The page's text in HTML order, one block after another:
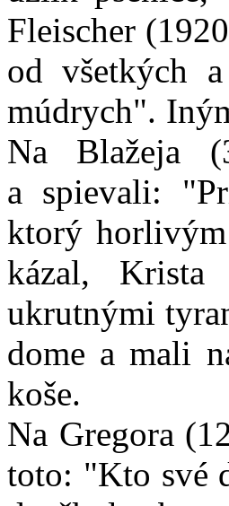
Fleischer
od všetkých
múdrych".
Na Blažeja
a spievali:
ktorý horlivým
kázal,
ukrutnými
dome a mali
koše.
Na Gregora
toto: "Kto své